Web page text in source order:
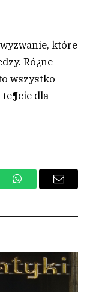
które
Ró¿ne
wszystko
dla
WhatsAppEmail